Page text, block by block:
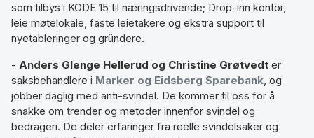
som tilbys i KODE 15 til næringsdrivende; Drop-inn kontor,
leie møtelokale, faste leietakere og ekstra support til
nyetableringer og gründere.
- Anders Glenge Hellerud og Christine Grøtvedt er
saksbehandlere i Marker og Eidsberg Sparebank, og
jobber daglig med anti-svindel. De kommer til oss for å
snakke om trender og metoder innenfor svindel og
bedrageri. De deler erfaringer fra reelle svindelsaker og